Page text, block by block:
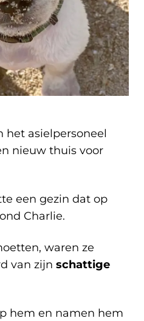
het asielpersoneel
nieuw thuis voor
een gezin dat op
Charlie.
waren ze
van zijn schattige
hem en namen hem